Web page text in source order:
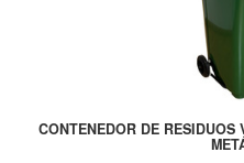
CONTENEDOR DE